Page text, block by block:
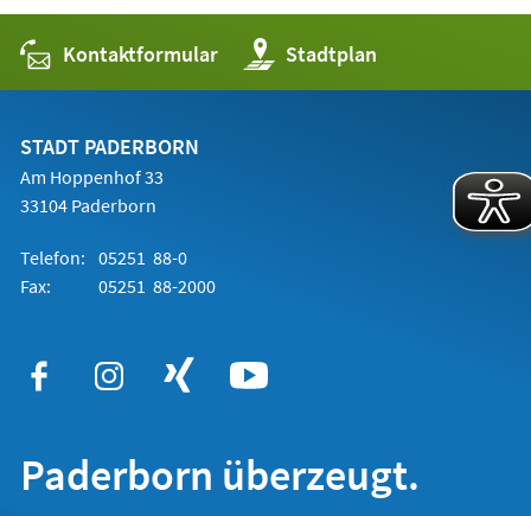
Kontaktformular Stadtplan
(Öffnet
in
einem
STADT PADERBORN
Am Hoppenhof 33
33104 Paderborn
Telefon: 05251 88-0
Fax:
05251 88-2000
Paderborn überzeugt.